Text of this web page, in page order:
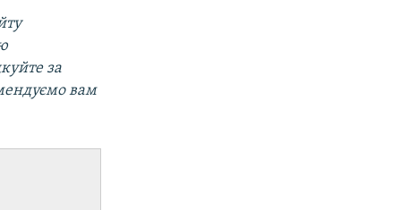
за
вам